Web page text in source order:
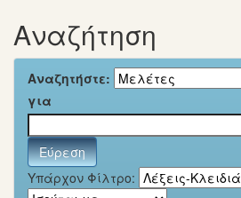
Αναζήτηση
Αναζητήστε:
για
Υπάρχον Φίλτρο: